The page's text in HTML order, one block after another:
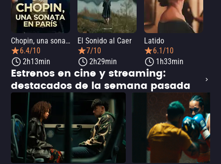
Chopin, una sonata en París
6.4/10
2h13min
El Sonido al Caer
7/10
2h29min
Latido
6.1/10
1h33min
Estrenos en cine y streaming:
destacados de la semana pasada